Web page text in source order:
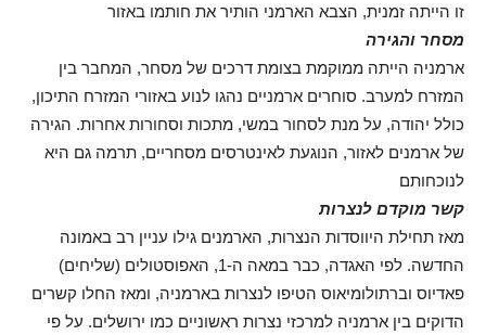
זו הייתה זמנית, הצבא הארמני הותיר את חותמו באזור
מסחר והגירה
ארמניה הייתה ממוקמת בצומת דרכים של מסחר, המחבר בין
המזרח למערב. סוחרים ארמניים נהגו לנוע באזורי המזרח התיכון,
כולל יהודה, על מנת לסחור במשי, מתכות וסחורות אחרות. הגירה
של ארמנים לאזור, הנוגעת לאינטרסים מסחריים, תרמה גם היא
לנוכחותם
קשר מוקדם לנצרות
מאז תחילת היווסדות הנצרות, הארמנים גילו עניין רב באמונה
החדשה. לפי האגדה, כבר במאה ה-1, האפוסטולים (שליחים)
פאדיוס וברתולומיאוס הטיפו לנצרות בארמניה, ומאז החלו קשרים
הדוקים בין ארמניה למרכזי נצרות ראשוניים כמו ירושלים. על פי